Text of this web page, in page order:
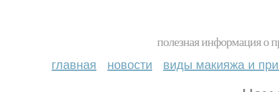
полезная информация о
главная новости виды макияжа и